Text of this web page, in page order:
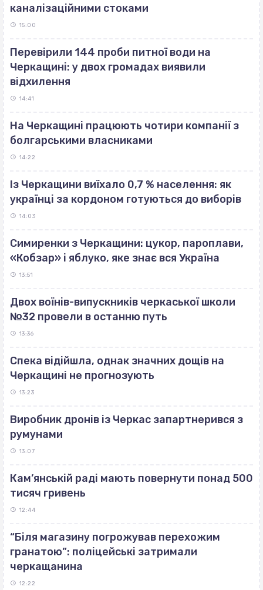
каналізаційними стоками
15:00
Перевірили 144 проби питної води на
Черкащині: у двох громадах виявили
відхилення
14:41
На Черкащині працюють чотири компанії з
болгарськими власниками
14:22
Із Черкащини виїхало 0,7 % населення: як
українці за кордоном готуються до виборів
14:03
Симиренки з Черкащини: цукор, пароплави,
«Кобзар» і яблуко, яке знає вся Україна
13:51
Двох воїнів-випускників черкаської школи
№32 провели в останню путь
13:36
Спека відійшла, однак значних дощів на
Черкащині не прогнозують
13:23
Виробник дронів із Черкас запартнерився з
румунами
13:07
Кам’янській раді мають повернути понад 500
тисяч гривень
12:44
“Біля магазину погрожував перехожим
гранатою”: поліцейські затримали
черкащанина
12:22